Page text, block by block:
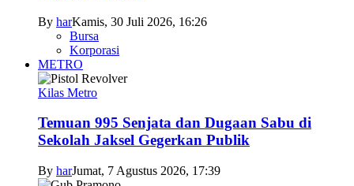
By harKamis, 30 Juli 2026, 16:26
Bursa
Korporasi
METRO
Kilas Metro
Temuan 995 Senjata dan Dugaan Sabu di
Sekolah Jaksel Gegerkan Publik
By harJumat, 7 Agustus 2026, 17:39